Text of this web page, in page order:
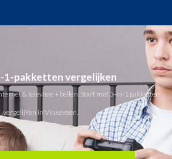
1-pakketten vergelijken
& televisie + bellen. Start met 3-in-1 pakketten
vergelijken in Vinkeveen.